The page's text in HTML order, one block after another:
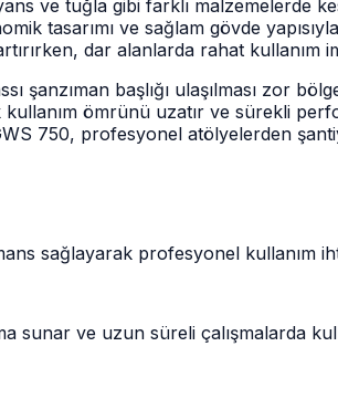
ve tuğla gibi farklı malzemelerde
tasarımı ve sağlam gövde
dar alanlarda rahat kullanım
başlığı ulaşılması zor
ömrünü uzatır ve sürekli
750, profesyonel atölyelerden
sağlayarak profesyonel kullanım
sunar ve uzun süreli çalışmalarda